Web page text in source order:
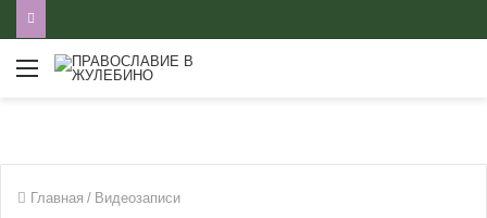
Меню
Главная / Видеозаписи